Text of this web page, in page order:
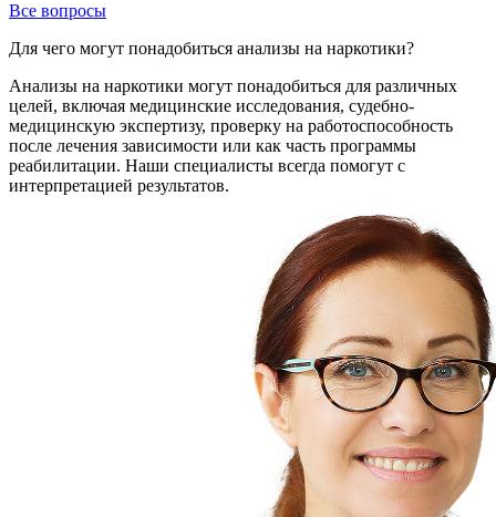
Все вопросы
Для чего могут понадобиться анализы на наркотики?
Анализы на наркотики могут понадобиться для различных
целей, включая медицинские исследования, судебно-
медицинскую экспертизу, проверку на работоспособность
после лечения зависимости или как часть программы
реабилитации. Наши специалисты всегда помогут с
интерпретацией результатов.